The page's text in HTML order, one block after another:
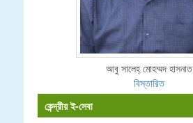
আবু সালেহ্ মোহম্মদ হাসনাত
বিস্তারিত
কেন্দ্রীয় ই-সেবা